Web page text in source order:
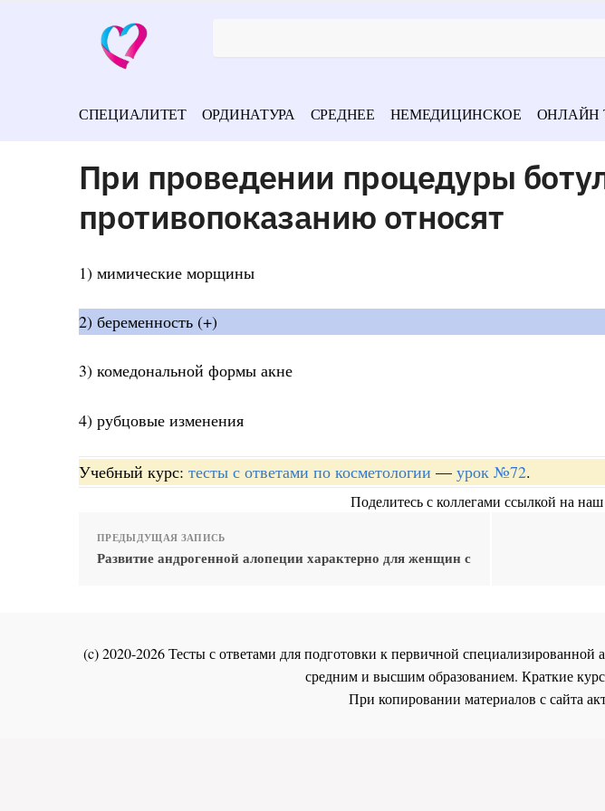
СПЕЦИАЛИТЕТ ОРДИНАТУРА СРЕДНЕЕ НЕМЕДИЦИНСКОЕ ОНЛАЙН
При проведении процедуры
противопоказанию относят
1) мимические морщины
2) беременность (+)
3) комедональной формы акне
4) рубцовые изменения
Учебный курс: тесты с ответами по косметологии — урок №72.
Поделитесь с коллегами ссылкой на наш
ПРЕДЫДУЩАЯ ЗАПИСЬ
Развитие андрогенной алопеции характерно для женщин с
(c) 2020-2026 Тесты с ответами для подготовки к первичной
средним и высшим образованием. Краткие
При копировании материалов с сайта